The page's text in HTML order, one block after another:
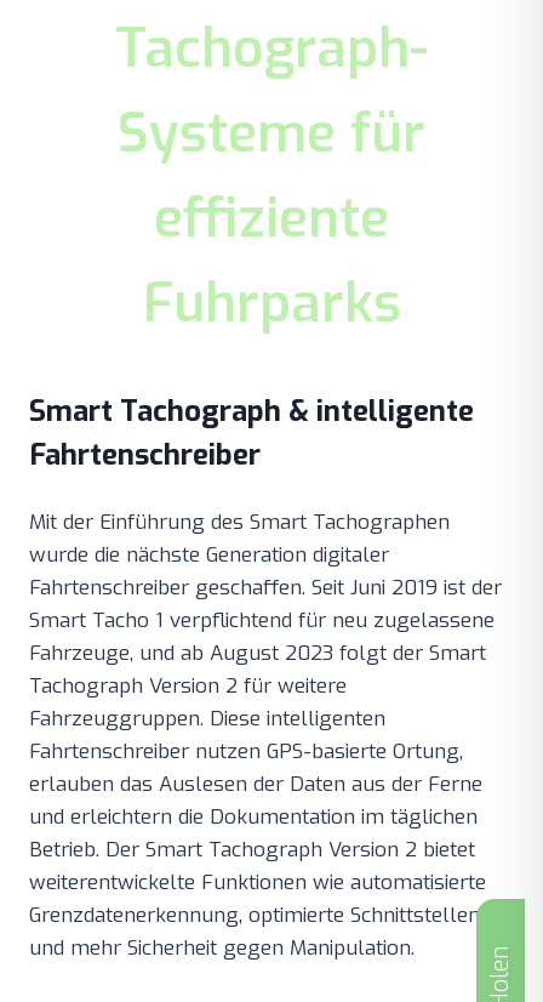
Tachograph-
Systeme für
effiziente
Fuhrparks
Smart Tachograph & intelligente
Fahrtenschreiber
Mit der Einführung des Smart Tachographen
wurde die nächste Generation digitaler
Fahrtenschreiber geschaffen. Seit Juni 2019 ist der
Smart Tacho 1 verpflichtend für neu zugelassene
Fahrzeuge, und ab August 2023 folgt der Smart
Tachograph Version 2 für weitere
Fahrzeuggruppen. Diese intelligenten
Fahrtenschreiber nutzen GPS-basierte Ortung,
erlauben das Auslesen der Daten aus der Ferne
und erleichtern die Dokumentation im täglichen
Betrieb. Der Smart Tachograph Version 2 bietet
weiterentwickelte Funktionen wie automatisierte
Grenzdatenerkennung, optimierte Schnittstellen
und mehr Sicherheit gegen Manipulation.